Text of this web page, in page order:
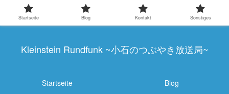
Kleinstein Rundfunk ~小石のつぶやき放送局~
Startseite
Blog
Startseite Blog Kontakt Sonstiges